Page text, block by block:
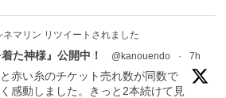
ネマリン リツイートされました
た神様』公開中！ @kanouendo · 7h
赤い糸のチケット売れ数が同数で
感動しました。きっと2本続けて見